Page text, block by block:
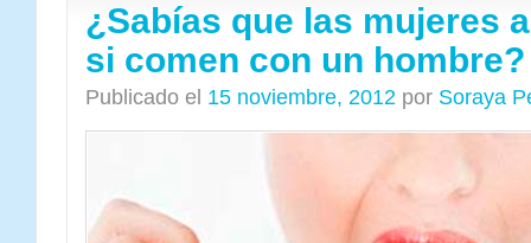
¿Sabías que las mujeres
si comen con un hombre?
Publicado el 15 noviembre, 2012 por Soraya